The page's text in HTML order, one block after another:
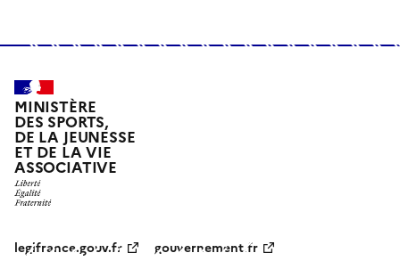
MINISTÈRE
DES SPORTS,
DE LA JEUNESSE
ET DE LA VIE
ASSOCIATIVE
legifrance.gouv.fr gouvernement.fr